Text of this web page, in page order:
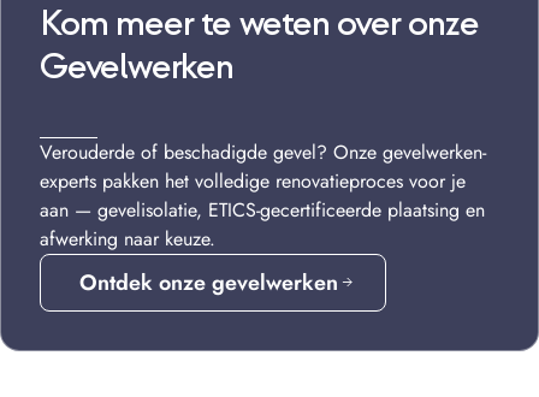
Kom meer te weten over onze
Gevelwerken
Verouderde of beschadigde gevel? Onze gevelwerken-
experts pakken het volledige renovatieproces voor je
aan — gevelisolatie, ETICS-gecertificeerde plaatsing en
afwerking naar keuze.
Ontdek onze gevelwerken